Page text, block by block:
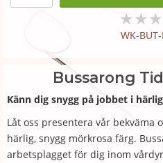
★★★
WK-
Bussarong
Känn dig snygg på jobbet i
Låt oss presentera vår bekväma
härlig, snygg mörkrosa färg.
arbetsplagget för dig inom